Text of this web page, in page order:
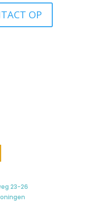
OP
23-26